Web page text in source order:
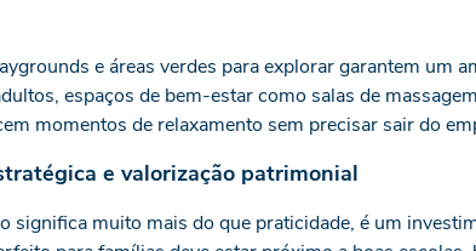
e áreas verdes para explorar garantem um
espaços de bem-estar como salas de
momentos de relaxamento sem precisar sair do
e valorização patrimonial
significa muito mais do que praticidade, é um